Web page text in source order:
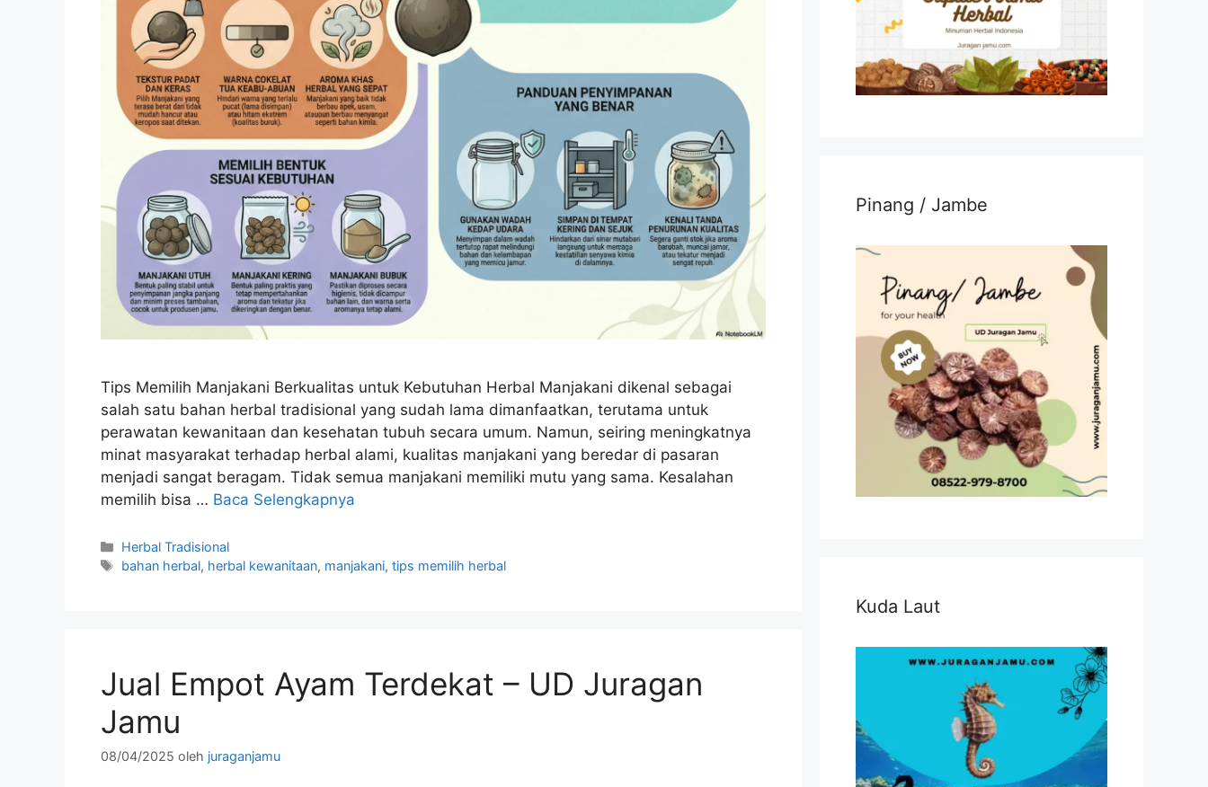
Tips Memilih Manjakani Berkualitas untuk Kebutuhan Herbal Manjakani dikenal sebagai
salah satu bahan herbal tradisional yang sudah lama dimanfaatkan, terutama untuk
perawatan kewanitaan dan kesehatan tubuh secara umum. Namun, seiring meningkatnya
minat masyarakat terhadap herbal alami, kualitas manjakani yang beredar di pasaran
menjadi sangat beragam. Tidak semua manjakani memiliki mutu yang sama. Kesalahan
memilih bisa … Baca Selengkapnya
Kategori
Herbal Tradisional
Tag
bahan herbal, herbal kewanitaan, manjakani,tips memilih herbal
Jual Empot Ayam Terdekat – UD Juragan
Jamu
08/04/2025 oleh juraganjamu
Pinang / Jambe
Kuda Laut